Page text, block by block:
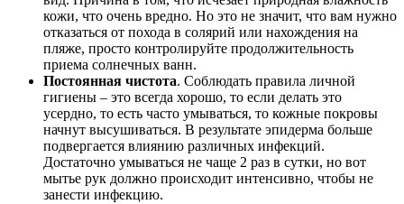
кожи, что очень вредно. Но это не значит, что вам нужно
отказаться от похода в солярий или нахождения на
пляже, просто контролируйте продолжительность
приема солнечных ванн.
Постоянная чистота. Соблюдать правила личной
гигиены – это всегда хорошо, то если делать это
усердно, то есть часто умываться, то кожные покровы
начнут высушиваться. В результате эпидерма больше
подвергается влиянию различных инфекций.
Достаточно умываться не чаще 2 раз в сутки, но вот
мытье рук должно происходит интенсивно, чтобы не
занести инфекцию.